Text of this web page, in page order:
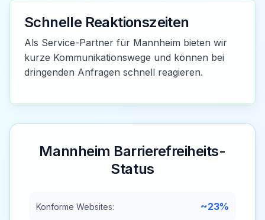
Schnelle Reaktionszeiten
Als Service-Partner für Mannheim bieten wir
kurze Kommunikationswege und können bei
dringenden Anfragen schnell reagieren.
Mannheim Barrierefreiheits-
Status
Konforme Websites: ~23%